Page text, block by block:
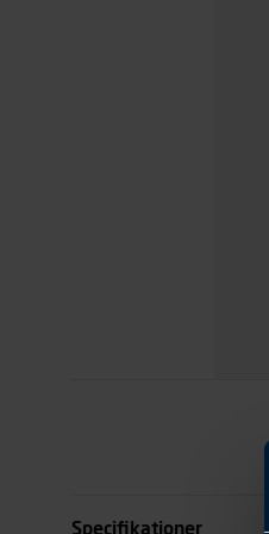
Specifikationer